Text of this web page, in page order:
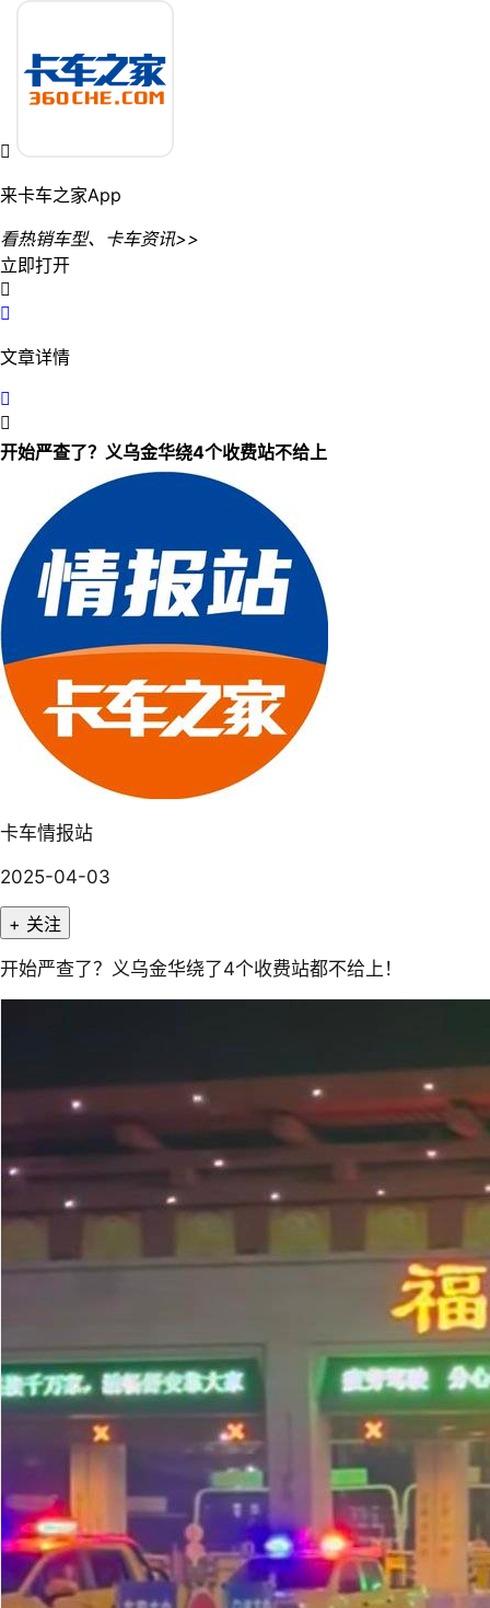

来卡车之家App
看热销车型、卡车资讯>>
立即打开


文章详情


开始严查了？义乌金华绕4个收费站不给上
卡车情报站
2025-04-03
+ 关注
开始严查了？义乌金华绕了4个收费站都不给上！